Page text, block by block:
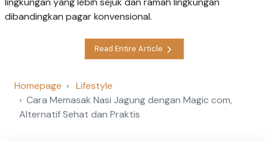
dibandingkan pagar konvensional.
Read Entire Article
Homepage
Lifestyle
Cara Memasak Nasi Jagung dengan Magic com,
Alternatif Sehat dan Praktis